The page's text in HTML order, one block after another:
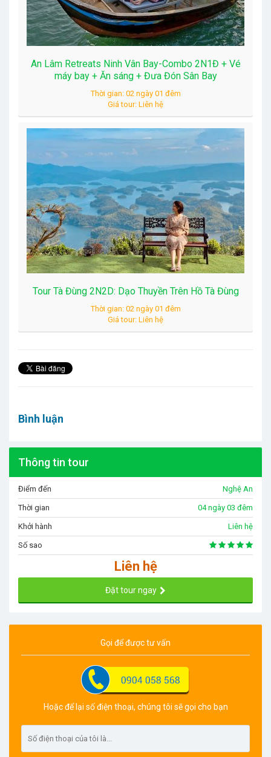
An Lâm Retreats Ninh Vân Bay-Combo 2N1Đ + Vé
máy bay + Ăn sáng + Đưa Đón Sân Bay
Thời gian: 02 ngày 01 đêm
Giá tour: Liên hệ
Tour Tà Đùng 2N2D: Dạo Thuyền Trên Hồ Tà Đùng
Thời gian: 02 ngày 01 đêm
Giá tour: Liên hệ
Bình luận
Thông tin tour
Điểm đến Nghệ An
Thời gian 04 ngày 03 đêm
Khởi hành Liên hệ
Số sao
Liên hệ
Đặt tour ngay
Gọi để được tư vấn
Hoặc để lại số điện thoại, chúng tôi sẽ gọi cho bạn